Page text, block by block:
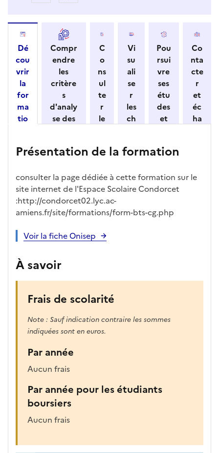
Dé
cou
vrir
la
for
ma
tio
ses
act
éris
tiq
ues
Compr
endre
les
critère
s
d'analy
se des
par
ssemen
t
C
o
ns
ul
te
r
le
o
ali
té
s
d
c
d
at
ur
e
Vi
su
ali
se
r
les
ch
s
ac
cè
la
Pou
rsui
vre
ses
étu
des
et
re
dé
bo
és
Co
nta
cte
r
et
éc
ha
l'ét
Présentation de la formation
consulter la page dédiée à cette formation sur le
site internet de l'Espace Scolaire Condorcet
:http://condorcet02.lyc.ac-
amiens.fr/site/formations/form-bts-cg.php
Voir la fiche Onisep
À savoir
Frais de scolarité
Note : Sauf indication contraire les sommes
indiquées sont en euros.
Par année
Aucun frais
Par année pour les étudiants
boursiers
Aucun frais